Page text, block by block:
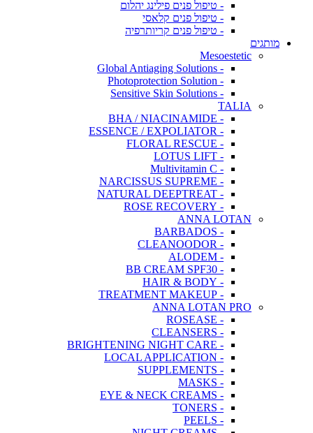
- טיפול פנים פילינג יהלום
- טיפול פנים קלאסי
- טיפול פנים קריותרפיה
מותגים
Mesoestetic
- Global Antiaging Solutions
- Photoprotection Solution
- Sensitive Skin Solutions
TALIA
- BHA / NIACINAMIDE
- ESSENCE / EXPOLIATOR
- FLORAL RESCUE
- LOTUS LIFT
- Multivitamin C
- NARCISSUS SUPREME
- NATURAL DEEPTREAT
- ROSE RECOVERY
ANNA LOTAN
- BARBADOS
- CLEANOODOR
- ALODEM
- BB CREAM SPF30
- HAIR & BODY
- TREATMENT MAKEUP
ANNA LOTAN PRO
- ROSEASE
- CLEANSERS
- BRIGHTENING NIGHT CARE
- LOCAL APPLICATION
- SUPPLEMENTS
- MASKS
- EYE & NECK CREAMS
- TONERS
- PEELS